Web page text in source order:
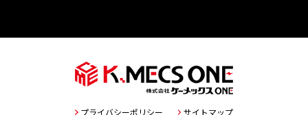
プライバシーポリシー サイトマップ